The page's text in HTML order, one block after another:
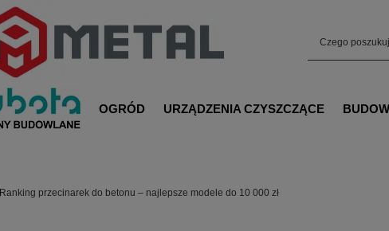
OGRÓD URZĄDZENIA CZYSZCZĄCE
Ranking przecinarek do betonu – najlepsze modele do 10 000 zł